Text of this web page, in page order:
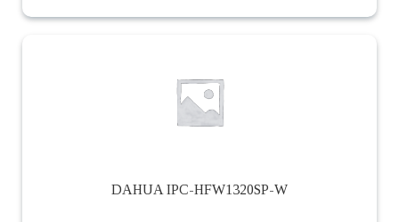
DAHUA IPC-HFW1320SP-W